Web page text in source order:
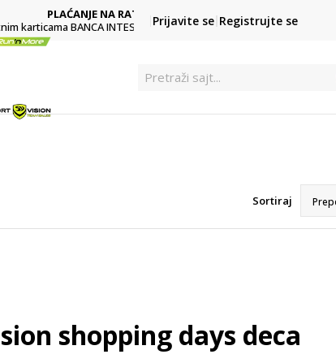
platite na 9 rata
POZOVITE NAS
011 422 1422
Prijavite se Registrujte se
Pretraži sajt...
Sortiraj
shopping days deca